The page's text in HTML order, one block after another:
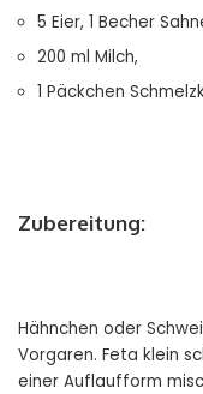
5 Eier, 1 Becher
200 ml Milch,
1 Päckchen
Zubereitung:
Hähnchen oder
Vorgaren. Feta klein
einer Auflaufform